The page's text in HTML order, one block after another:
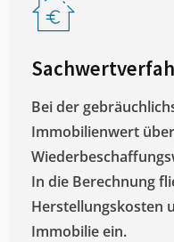
Bei der
Immobilienwert
In die Berechnung
Herstellungskosten
Immobilie ein.